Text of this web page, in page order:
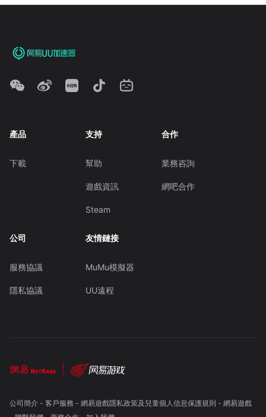
產品
下載
支持
幫助
遊戲資訊
Steam
合作
業務咨詢
網吧合作
公司
服務協議
隱私協議
友情鏈接
MuMu模擬器
UU遠程
公司簡介- 客戶服務 - 網易遊戲隱私政策及兒童個人信息保護規則 - 網易遊戲